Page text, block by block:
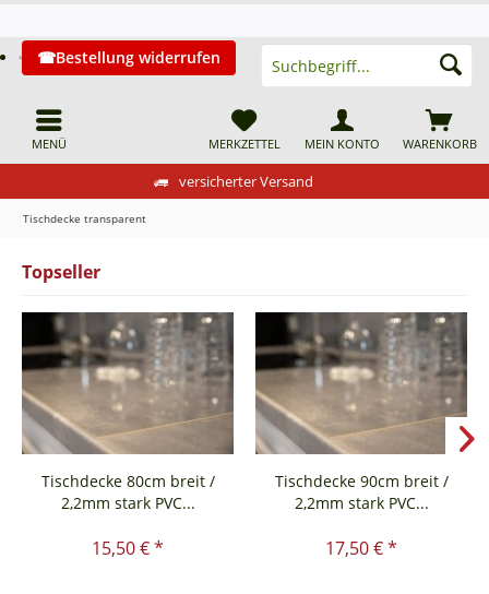
versicherter Versand
MENÜ
Bestellung widerrufen
WARENKORB
MERKZETTEL MEIN KONTO
Tischdecke transparent
Topseller
Tischdecke 80cm breit /
2,2mm stark PVC...
15,50 € *
Tischdecke 90cm breit /
2,2mm stark PVC...
17,50 € *